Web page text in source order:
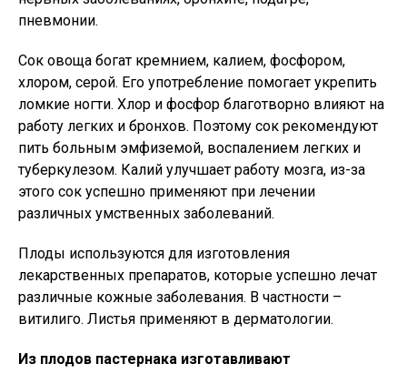
пневмонии.
Сок овоща богат кремнием, калием, фосфором,
хлором, серой. Его употребление помогает укрепить
ломкие ногти. Хлор и фосфор благотворно влияют на
работу легких и бронхов. Поэтому сок рекомендуют
пить больным эмфиземой, воспалением легких и
туберкулезом. Калий улучшает работу мозга, из-за
этого сок успешно применяют при лечении
различных умственных заболеваний.
Плоды используются для изготовления
лекарственных препаратов, которые успешно лечат
различные кожные заболевания. В частности –
витилиго. Листья применяют в дерматологии.
Из плодов пастернака изготавливают